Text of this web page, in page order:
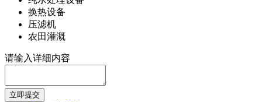
换热设备
压滤机
农田灌溉
请输入详细内容
立即提交